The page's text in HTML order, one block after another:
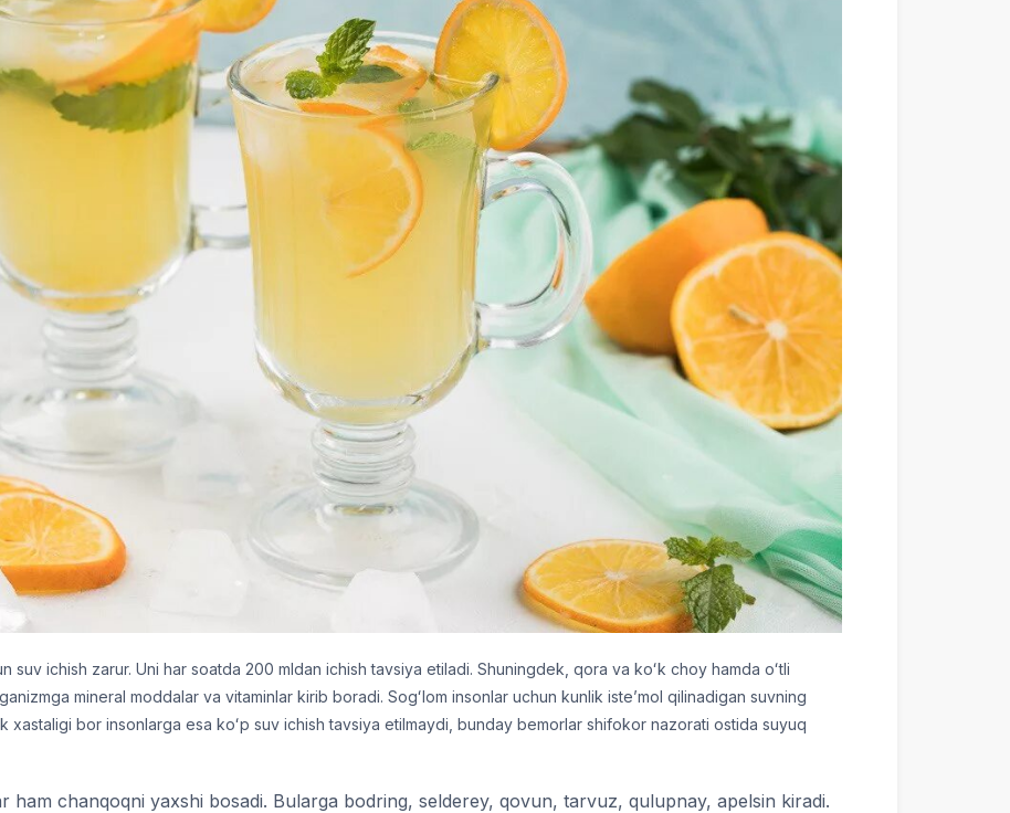
suv ichish zarur. Uni har soatda 200 mldan ichish tavsiya etiladi. Shuningdek, qora va koʻk choy hamda oʻtli
mineral moddalar va vitaminlar kirib boradi. Sogʻlom insonlar uchun kunlik isteʼmol qilinadigan suvning
xastaligi bor insonlarga esa koʻp suv ichish tavsiya etilmaydi, bunday bemorlar shifokor nazorati ostida suyuq
ham chanqoqni yaxshi bosadi. Bularga bodring, selderey, qovun, tarvuz, qulupnay, apelsin kiradi.